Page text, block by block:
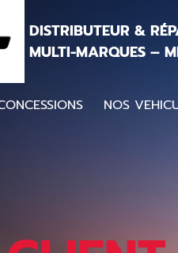
DISTRIBUTEUR &
MULTI-MARQUES –
NOS